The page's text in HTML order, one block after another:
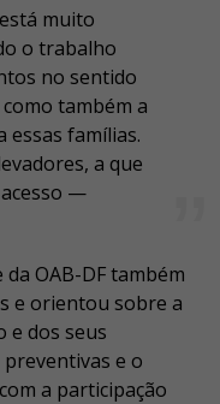
muito
o trabalho
no sentido
também a
essas famílias.
a que
—
OAB-DF também
e orientou sobre a
e dos seus
e o
a participação